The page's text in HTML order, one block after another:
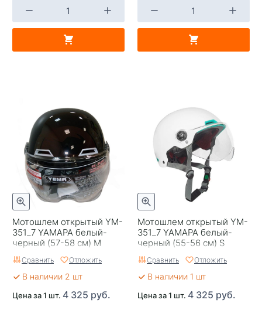
Мотошлем открытый YM-
351_7 YAMAPA белый-
черный (57-58 см) M
(NEW)
Сравнить Отложить
В наличии 2 шт
Цена за 1 шт. 4 325 руб.
Мотошлем открытый YM-
351_7 YAMAPA белый-
черный (55-56 см) S
(NEW)
Сравнить Отложить
В наличии 1 шт
Цена за 1 шт. 4 325 руб.